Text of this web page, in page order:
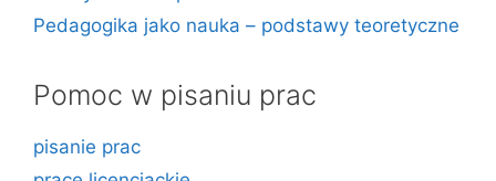
Pedagogika jako nauka – podstawy teoretyczne
Pomoc w pisaniu prac
pisanie prac